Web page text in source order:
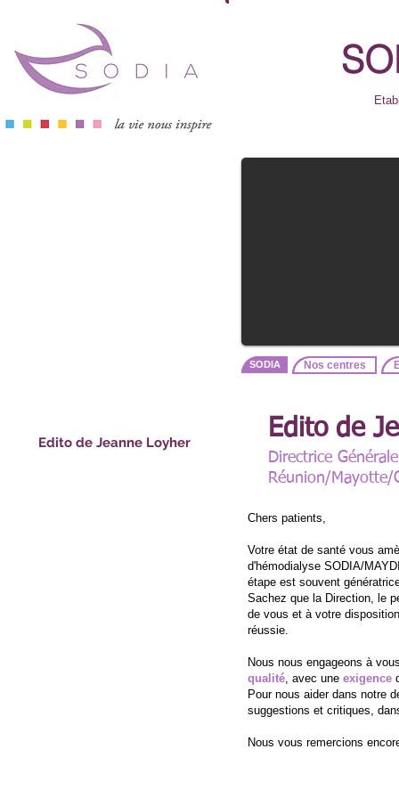
Edito de Jeanne Loyher
Edito de Jeanne Loyher
SODIA Nos centres
Chers patients,
Votre état de santé vous
d'hémodialyse SODIA/
étape est souvent
Sachez que la Direction, le
de vous et à votre
réussie.
Nous nous engageons à
qualité, avec une exigence
Pour nous aider dans notre
suggestions et critiques,
Nous vous remercions
Edito de
Directrice
Réunion/Mayotte/